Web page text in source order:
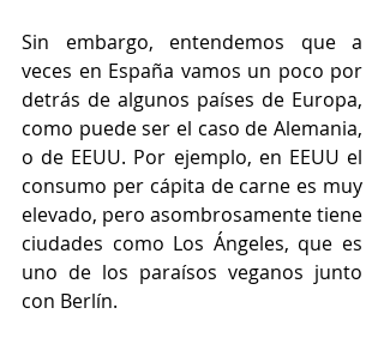
Sin embargo, entendemos que a
veces en España vamos un poco por
detrás de algunos países de Europa,
como puede ser el caso de Alemania,
o de EEUU. Por ejemplo, en EEUU el
consumo per cápita de carne es muy
elevado, pero asombrosamente tiene
ciudades como Los Ángeles, que es
uno de los paraísos veganos junto
con Berlín.